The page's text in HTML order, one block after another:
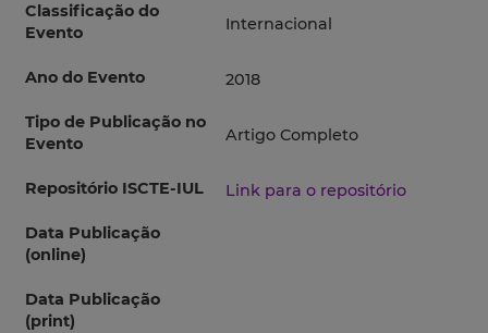
Classificação do
Evento
Internacional
Ano do Evento 2018
Tipo de Publicação no
Evento
Artigo Completo
Repositório ISCTE-IUL Link para o repositório
Data Publicação
(online)
Data Publicação
(print)